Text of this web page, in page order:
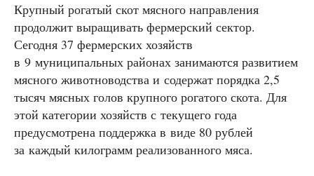
Крупный рогатый скот мясного направления
продолжит выращивать фермерский сектор.
Сегодня 37 фермерских хозяйств
в 9 муниципальных районах занимаются развитием
мясного животноводства и содержат порядка 2,5
тысяч мясных голов крупного рогатого скота. Для
этой категории хозяйств с текущего года
предусмотрена поддержка в виде 80 рублей
за каждый килограмм реализованного мяса.